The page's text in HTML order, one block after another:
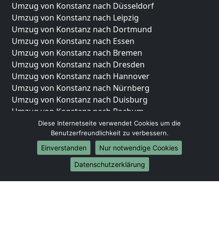
Umzug von Konstanz nach Düsseldorf
Umzug von Konstanz nach Leipzig
Umzug von Konstanz nach Dortmund
Umzug von Konstanz nach Essen
Umzug von Konstanz nach Bremen
Umzug von Konstanz nach Dresden
Umzug von Konstanz nach Hannover
Umzug von Konstanz nach Nürnberg
Umzug von Konstanz nach Duisburg
Umzug von Konstanz nach Bochum
Umzug von Konstanz nach Wuppertal
Umzug von Konstanz nach Bielefeld
Umzug von Konstanz nach Bonn
Umzug von Konstanz nach Münster
Diese Internetseite verwendet Cookies um die
Benutzerfreundlichkeit zu verbessern.
Einverstanden
Nur notwendige Cookies
Datenschutzerklärung